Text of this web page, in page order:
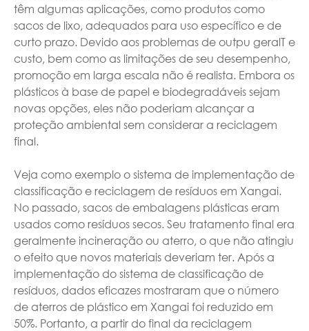
têm algumas aplicações, como produtos como
sacos de lixo, adequados para uso específico e de
curto prazo. Devido aos problemas de outpu geralT e
custo, bem como as limitações de seu desempenho,
promoção em larga escala não é realista. Embora os
plásticos à base de papel e biodegradáveis sejam
novas opções, eles não poderiam alcançar a
proteção ambiental sem considerar a reciclagem
final.
Veja como exemplo o sistema de implementação de
classificação e reciclagem de resíduos em Xangai.
No passado, sacos de embalagens plásticas eram
usados como resíduos secos. Seu tratamento final era
geralmente incineração ou aterro, o que não atingiu
o efeito que novos materiais deveriam ter. Após a
implementação do sistema de classificação de
resíduos, dados eficazes mostraram que o número
de aterros de plástico em Xangai foi reduzido em
50%. Portanto, a partir do final da reciclagem